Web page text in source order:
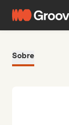
Sobre